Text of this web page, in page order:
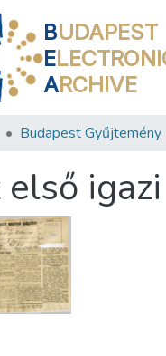
BUDAPEST
E
ARCHIVE
Budapest Gyűjtemény
első